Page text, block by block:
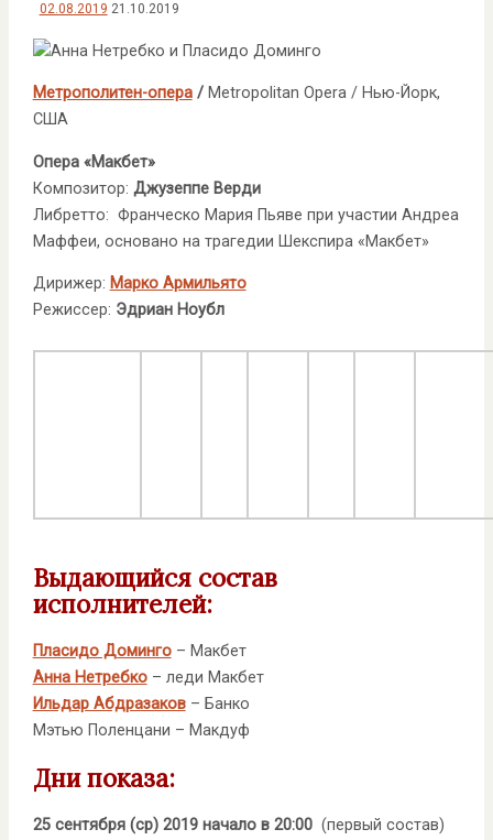
02.08.2019 21.10.2019
Метрополитен-опера/ Metropolitan Opera / Нью-Йорк,
США
Опера «Макбет»
Композитор: Джузеппе Верди
Либретто: Франческо Мария Пьяве при участии Андреа
Маффеи, основано на трагедии Шекспира «Макбет»
Дирижер: Марко Армильято
Режиссер: Эдриан Ноубл
Выдающийся состав
исполнителей:
Пласидо Доминго– Макбет
Анна Нетребко– леди Макбет
Ильдар Абдразаков– Банко
Мэтью Поленцани – Макдуф
Дни показа:
25 сентября (ср) 2019 начало в 20:00 (первый состав)